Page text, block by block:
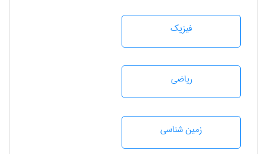
فیزیک
رياضی
زمين شناسی